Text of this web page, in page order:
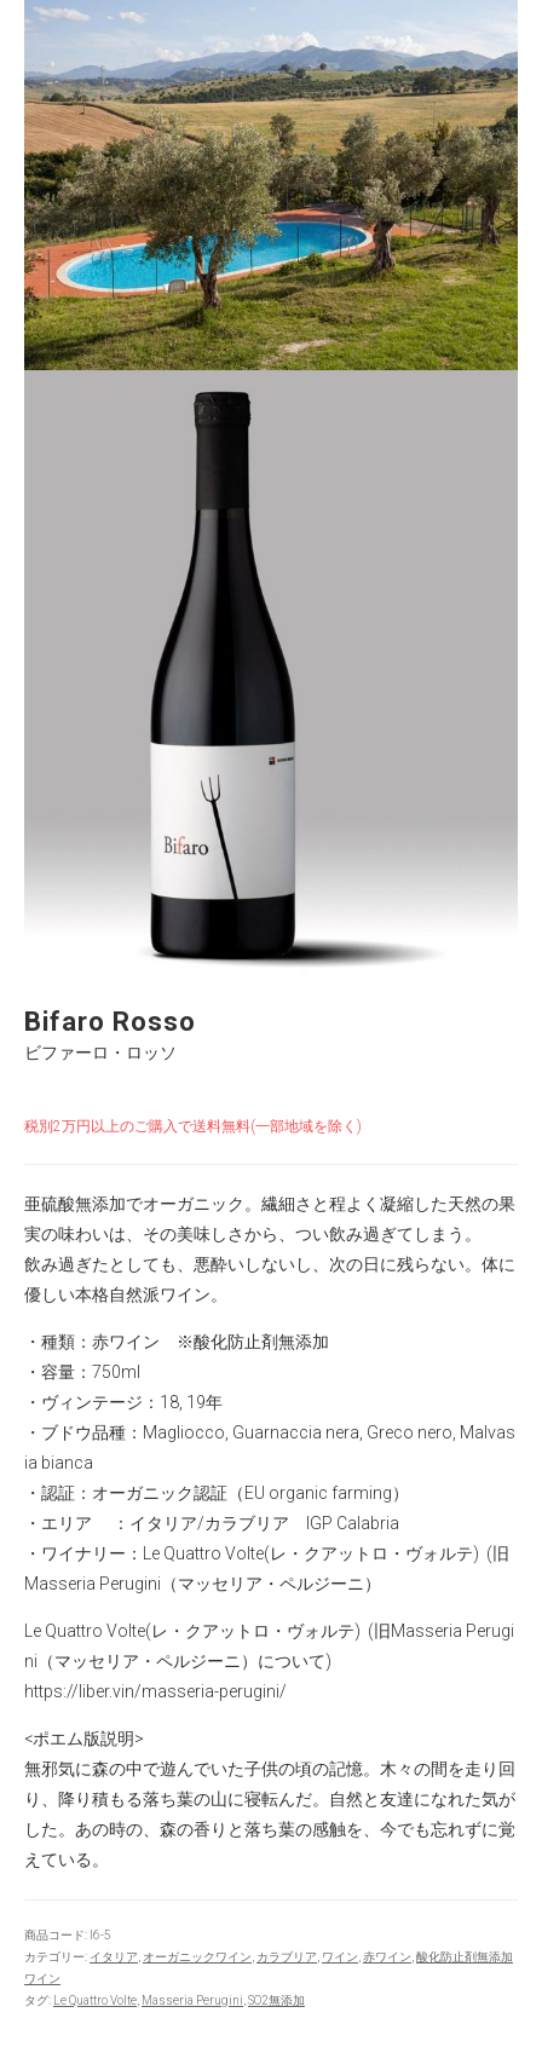
Bifaro Rosso
ビファーロ・ロッソ
税別2万円以上のご購入で送料無料(一部地域を除く)
亜硫酸無添加でオーガニック。繊細さと程よく凝縮した天然の果
実の味わいは、その美味しさから、つい飲み過ぎてしまう。
飲み過ぎたとしても、悪酔いしないし、次の日に残らない。体に
優しい本格自然派ワイン。
・種類：赤ワイン ※酸化防止剤無添加
・容量：750ml
・ヴィンテージ：18, 19年
・ブドウ品種：Magliocco, Guarnaccia nera, Greco nero, Malvas
ia bianca
・認証：オーガニック認証（EU organic farming）
・エリア ：イタリア/カラブリア IGP Calabria
・ワイナリー： Le Quattro Volte(レ・クアットロ・ヴォルテ) (旧
Masseria Perugini（マッセリア・ペルジーニ）
Le Quattro Volte(レ・クアットロ・ヴォルテ) (旧Masseria Perugi
ni（マッセリア・ペルジーニ）について)
https://liber.vin/masseria-perugini/
<ポエム版説明>
無邪気に森の中で遊んでいた子供の頃の記憶。木々の間を走り回
り、降り積もる落ち葉の山に寝転んだ。自然と友達になれた気が
した。あの時の、森の香りと落ち葉の感触を、今でも忘れずに覚
えている。
商品コード: I6-5
カテゴリー: イタリア オーガニックワイン カラブリア ワイン 赤ワイン 酸化防止剤無添加
ワイン
タグ:
Le Quattro Volte Masseria Perugini SO2無添加